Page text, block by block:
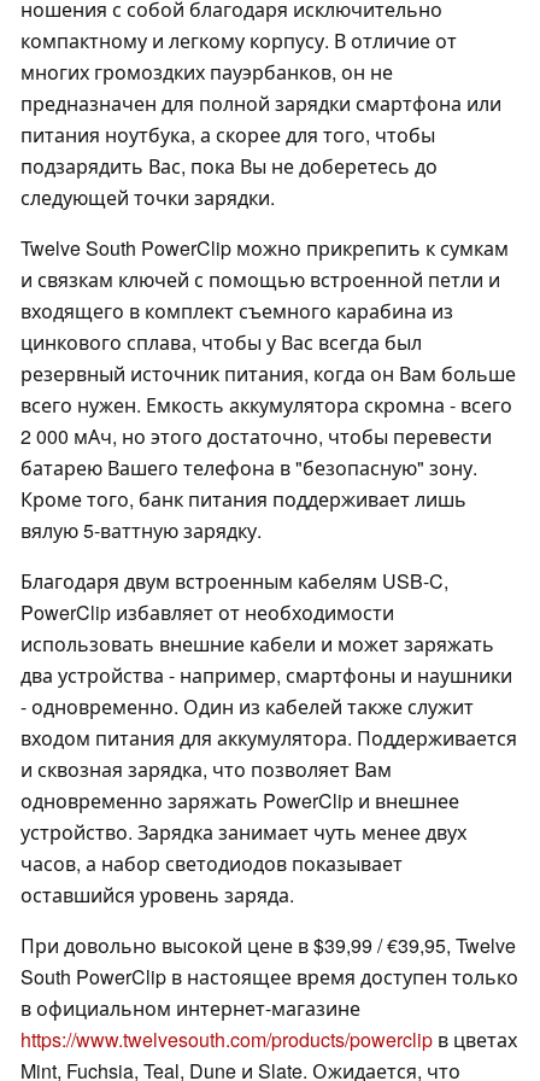
ношения с собой благодаря исключительно
компактному и легкому корпусу. В отличие от
многих громоздких пауэрбанков, он не
предназначен для полной зарядки смартфона или
питания ноутбука, а скорее для того, чтобы
подзарядить Вас, пока Вы не доберетесь до
следующей точки зарядки.
Twelve South PowerClip можно прикрепить к сумкам
и связкам ключей с помощью встроенной петли и
входящего в комплект съемного карабина из
цинкового сплава, чтобы у Вас всегда был
резервный источник питания, когда он Вам больше
всего нужен. Емкость аккумулятора скромна - всего
2 000 мАч, но этого достаточно, чтобы перевести
батарею Вашего телефона в "безопасную" зону.
Кроме того, банк питания поддерживает лишь
вялую 5-ваттную зарядку.
Благодаря двум встроенным кабелям USB-C,
PowerClip избавляет от необходимости
использовать внешние кабели и может заряжать
два устройства - например, смартфоны и наушники
- одновременно. Один из кабелей также служит
входом питания для аккумулятора. Поддерживается
и сквозная зарядка, что позволяет Вам
одновременно заряжать PowerClip и внешнее
устройство. Зарядка занимает чуть менее двух
часов, а набор светодиодов показывает
оставшийся уровень заряда.
При довольно высокой цене в $39,99 / €39,95, Twelve
South PowerClip в настоящее время доступен только
в официальном интернет-магазине
https://www.twelvesouth.com/products/powerclip в цветах
Mint, Fuchsia, Teal, Dune и Slate. Ожидается, что